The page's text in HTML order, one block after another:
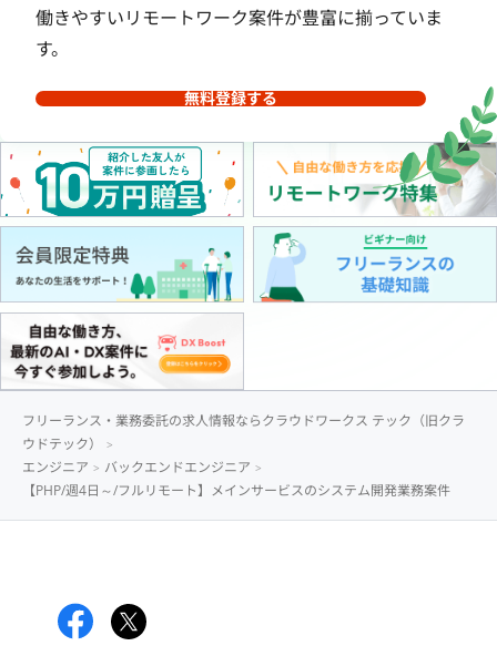
働きやすいリモートワーク案件が豊富に揃っていま
す。
無料登録する
フリーランス・業務委託の求人情報ならクラウドワークス テック（旧クラ
ウドテック）
エンジニア
バックエンドエンジニア
【PHP/週4日～/フルリモート】メインサービスのシステム開発業務案件